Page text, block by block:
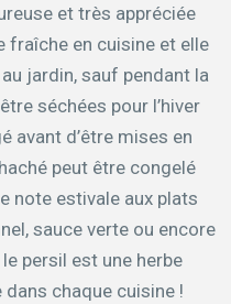
et très appréciée
fraîche en cuisine et elle
jardin, sauf pendant la
séchées pour l’hiver
avant d’être mises en
peut être congelé
note estivale aux plats
sauce verte ou encore
persil est une herbe
chaque cuisine !